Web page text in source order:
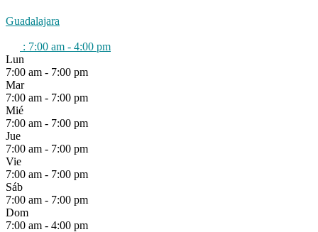
Guadalajara
: 7:00 am - 4:00 pm
Lun
7:00 am - 7:00 pm
Mar
7:00 am - 7:00 pm
Mié
7:00 am - 7:00 pm
Jue
7:00 am - 7:00 pm
Vie
7:00 am - 7:00 pm
Sáb
7:00 am - 7:00 pm
Dom
7:00 am - 4:00 pm